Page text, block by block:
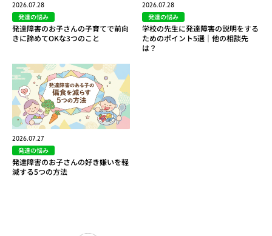
2026.07.28
発達の悩み
発達障害のお子さんの子育てで前向
きに諦めてOKな3つのこと
2026.07.28
発達の悩み
学校の先生に発達障害の説明をする
ためのポイント5選｜他の相談先
は？
2026.07.27
発達の悩み
発達障害のお子さんの好き嫌いを軽
減する5つの方法